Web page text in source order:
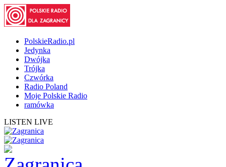
PolskieRadio.pl
Jedynka
Dwójka
Trójka
Czwórka
Radio Poland
Moje Polskie Radio
ramówka
LISTEN LIVE